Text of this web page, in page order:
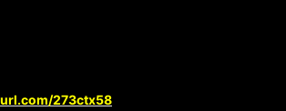
273ctx58